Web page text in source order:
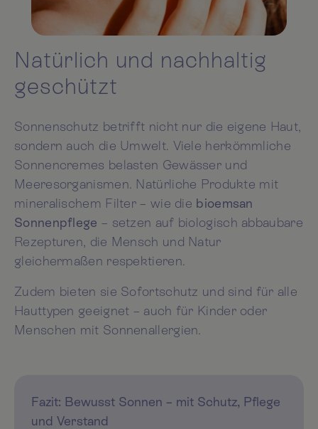
Natürlich und nachhaltig
geschützt
Sonnenschutz betrifft nicht nur die eigene Haut,
sondern auch die Umwelt. Viele herkömmliche
Sonnencremes belasten Gewässer und
Meeresorganismen. Natürliche Produkte mit
mineralischem Filter – wie die bioemsan
Sonnenpflege – setzen auf biologisch abbaubare
Rezepturen, die Mensch und Natur
gleichermaßen respektieren.
Zudem bieten sie Sofortschutz und sind für alle
Hauttypen geeignet – auch für Kinder oder
Menschen mit Sonnenallergien.
Fazit: Bewusst Sonnen – mit Schutz, Pflege
und Verstand